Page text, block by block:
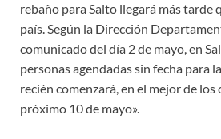
rebaño para Salto llegará más tarde
país. Según la Dirección
comunicado del día 2 de mayo, en
personas agendadas sin fecha para
recién comenzará, en el mejor de los
próximo 10 de mayo».